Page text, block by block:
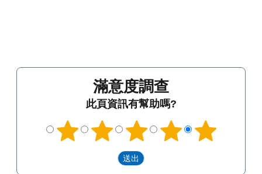
滿意度調查
此頁資訊有幫助嗎?